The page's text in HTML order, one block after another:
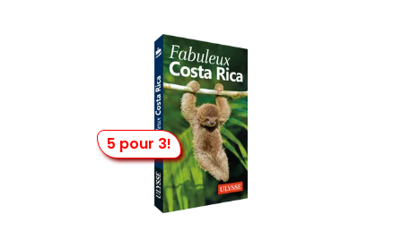
5 pour 3!